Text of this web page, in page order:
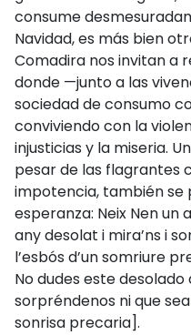
consume
Navidad, es más bien
Comadira nos invitan a
donde —junto a las
sociedad de consumo
conviviendo con la
injusticias y la miseria.
pesar de las flagrantes
impotencia, también se
esperanza: Neix Nen un
any desolat i mira’ns i
l’esbós d’un somriure
No dudes este
sorpréndenos ni que
sonrisa precaria].